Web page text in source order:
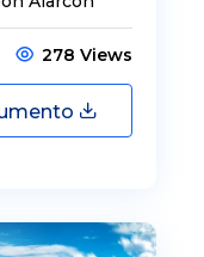
278 Views